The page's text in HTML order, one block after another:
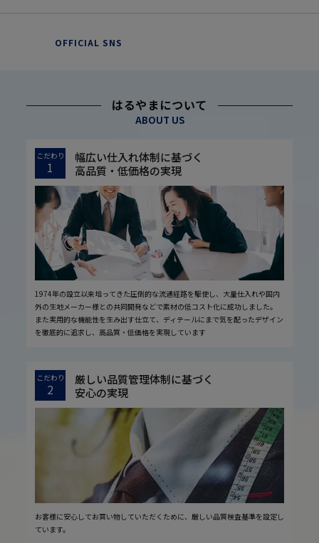
OFFICIAL SNS
はるやまについて
ABOUT US
こだわり
1
幅広い仕入れ体制に基づく
高品質・低価格の実現
1974年の設立以来培ってきた圧倒的な流通経路を駆使し、大量仕入れや国内
外の生地メーカー様との共同開発などで素材の低コスト化に成功しました。
また実用的な機能性を生み出す仕立て、ディテールにまで気を配ったデザイン
を徹底的に追求し、高品質・低価格を実現しています
こだわり
2
厳しい品質管理体制に基づく
安心の実現
お客様に安心してお買い物していただくために、厳しい品質検査基準を設定し
ています。